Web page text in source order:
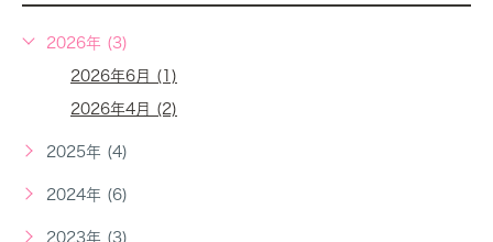
2026年 (3)
2026年6月 (1)
2026年4月 (2)
2025年 (4)
2024年 (6)
2023年 (3)